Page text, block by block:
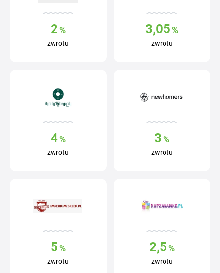
2%
zwrotu
3,05 %
zwrotu
4%
zwrotu
3 %
zwrotu
5%
zwrotu
2,5%
zwrotu